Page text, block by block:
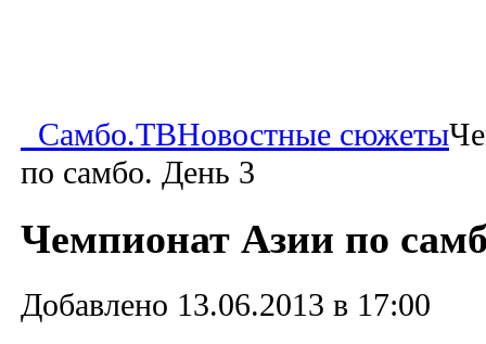
Самбо.ТВНовостные сюжеты
по самбо. День 3
Чемпионат Азии по
Добавлено 13.06.2013 в 17:00